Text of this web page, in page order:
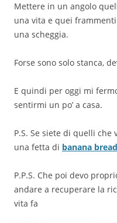
Mettere in un angolo
una vita e quei
una scheggia.
Forse sono solo stanca,
E quindi per oggi mi
sentirmi un po’ a casa.
P.S. Se siete di quelli che
una fetta di banana bread
P.P.S. Che poi devo
andare a recuperare la
vita fa